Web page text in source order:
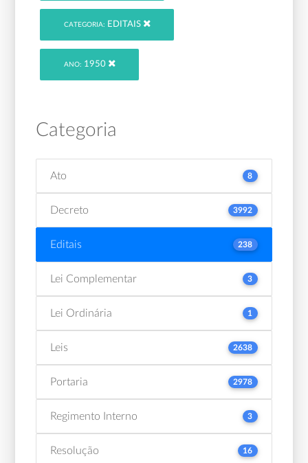
CATEGORIA: EDITAIS
ANO: 1950
Categoria
Ato 8
Decreto 3992
Editais 238
Lei Complementar 3
Lei Ordinária 1
Leis 2638
Portaria 2978
Regimento Interno 3
Resolução 16